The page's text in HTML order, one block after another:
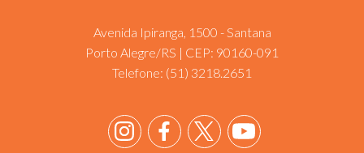
Avenida Ipiranga, 1500 - Santana
Porto Alegre/RS | CEP: 90160-091
Telefone: (51) 3218.2651